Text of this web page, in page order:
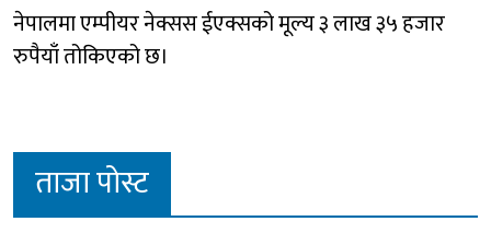
नेपालमा एम्पीयर नेक्सस ईएक्सको मूल्य ३ लाख ३५ हजार
रुपैयाँ तोकिएको छ।
ताजा पोस्ट